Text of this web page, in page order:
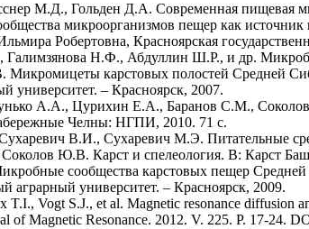
М.Д., Гольден Д.А. Современная пищевая
микроорганизмов пещер как источник
Робертовна, Красноярская
Н.Ф., Абдуллин Ш.Р., и др.
Микромицеты карстовых полостей Средней
университет. – Красноярск, 2007.
А.А., Цурихин Е.А., Баранов С.М.,
Челны: НГПИ, 2010. 71 с.
В.И., Сухаревич М.Э. Питательные
Ю.В. Карст и спелеология. В: Карст
сообщества карстовых пещер Средней
аграрный университет. – Красноярск, 2009.
T.I., Vogt S.J., et al. Magnetic resonance diffusion
of Magnetic Resonance. 2012. V. 225. P. 17-24.